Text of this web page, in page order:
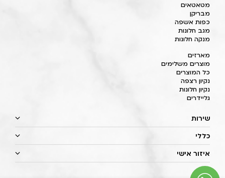
מטאטאים
מבריקן
כפות אשפה
מגב חלונות
מנקה חלונות
מארזים
מוצרים משלימים
כל המוצרים
נקיון רצפה
נקיון חלונות
גליידרים
שירות
כללי
איזור אישי